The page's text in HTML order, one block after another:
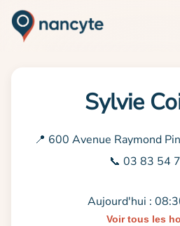
Sylvie
📍 600 Avenue Raymond
📞 03 83 54
Aujourd'hui :
Voir tous les